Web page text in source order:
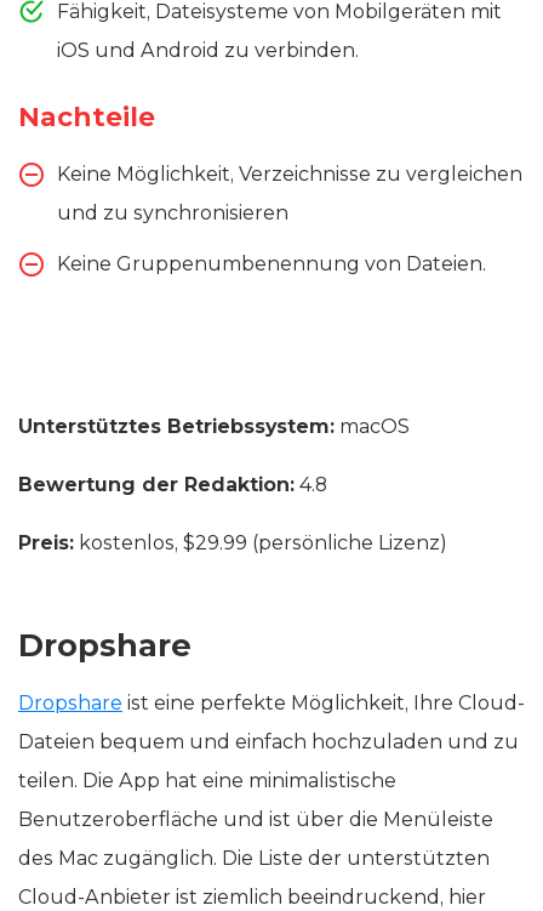
Fähigkeit, Dateisysteme von Mobilgeräten mit
iOS und Android zu verbinden.
Nachteile
Keine Möglichkeit, Verzeichnisse zu vergleichen
und zu synchronisieren
Keine Gruppenumbenennung von Dateien.
Unterstütztes Betriebssystem: macOS
Bewertung der Redaktion: 4.8
Preis: kostenlos, $29.99 (persönliche Lizenz)
Dropshare
Dropshare ist eine perfekte Möglichkeit, Ihre Cloud-
Dateien bequem und einfach hochzuladen und zu
teilen. Die App hat eine minimalistische
Benutzeroberfläche und ist über die Menüleiste
des Mac zugänglich. Die Liste der unterstützten
Cloud-Anbieter ist ziemlich beeindruckend, hier